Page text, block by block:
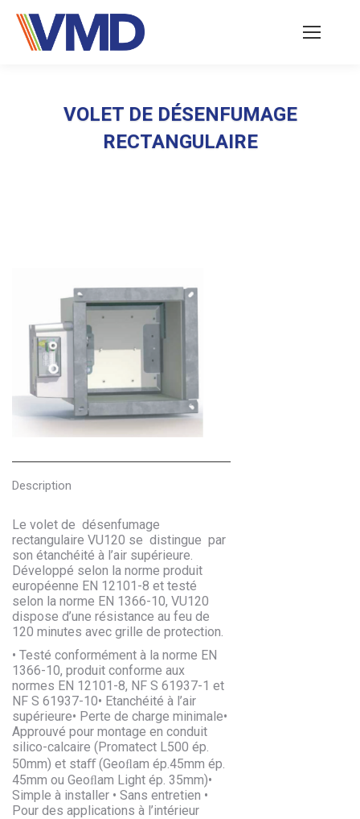
VOLET DE DÉSENFUMAGE
RECTANGULAIRE
Description
Le volet de désenfumage
rectangulaire VU120 se distingue par
son étanchéité à l’air supérieure.
Développé selon la norme produit
européenne EN 12101-8 et testé
selon la norme EN 1366-10, VU120
dispose d’une résistance au feu de
120 minutes avec grille de protection.
• Testé conformément à la norme EN
1366-10, produit conforme aux
normes EN 12101-8, NF S 61937-1 et
NF S 61937-10• Etanchéité à l’air
supérieure• Perte de charge minimale•
Approuvé pour montage en conduit
silico-calcaire (Promatect L500 ép.
50mm) et staﬀ (Geoﬂam ép.45mm ép.
45mm ou Geoﬂam Light ép. 35mm)•
Simple à installer • Sans entretien •
Pour des applications à l’intérieur